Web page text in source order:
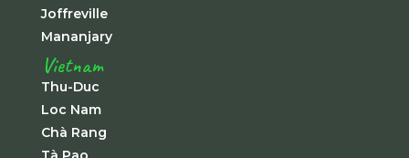
Joffreville
Mananjary
Vietnam
Thu-Duc
Loc Nam
Chà Rang